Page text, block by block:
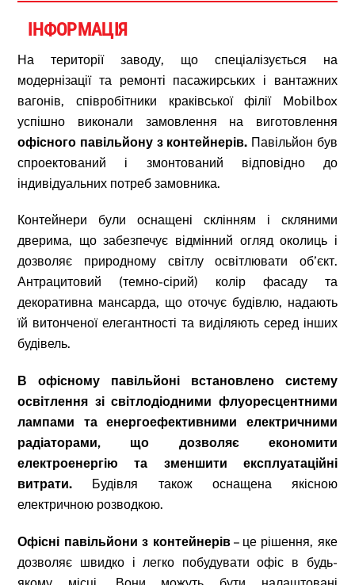
ІНФОРМАЦІЯ
На території заводу, що спеціалізується на
модернізації та ремонті пасажирських і вантажних
вагонів, співробітники краківської філії Mobilbox
успішно виконали замовлення на виготовлення
офісного павільйону з контейнерів. Павільйон був
спроектований і змонтований відповідно до
індивідуальних потреб замовника.
Контейнери були оснащені склінням і скляними
дверима, що забезпечує відмінний огляд околиць і
дозволяє природному світлу освітлювати об’єкт.
Антрацитовий (темно-сірий) колір фасаду та
декоративна мансарда, що оточує будівлю, надають
їй витонченої елегантності та виділяють серед інших
будівель.
В офісному павільйоні встановлено систему
освітлення зі світлодіодними флуоресцентними
лампами та енергоефективними електричними
радіаторами, що дозволяє економити
електроенергію
та зменшити експлуатаційні
витрати. Будівля також оснащена якісною
електричною розводкою.
Офісні павільйони з контейнерів– це рішення, яке
дозволяє швидко і легко побудувати офіс в будь-